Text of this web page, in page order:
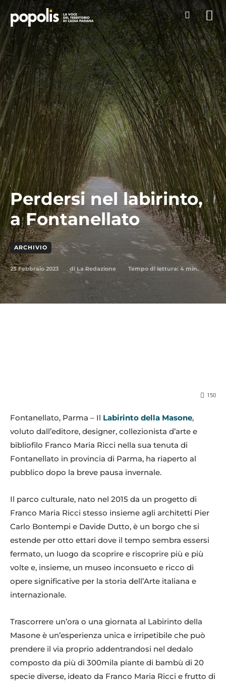
Perdersi nel labirinto,
a Fontanellato
ARCHIVIO
23 Febbraio 2023 di La Redazione Tempo di lettura: 4 min.
150
Fontanellato, Parma – Il Labirinto della Masone,
voluto dall’editore, designer, collezionista d’arte e
bibliofilo Franco Maria Ricci nella sua tenuta di
Fontanellato in provincia di Parma, ha riaperto al
pubblico dopo la breve pausa invernale.
Il parco culturale, nato nel 2015 da un progetto di
Franco Maria Ricci stesso insieme agli architetti Pier
Carlo Bontempi e Davide Dutto, è un borgo che si
estende per otto ettari dove il tempo sembra essersi
fermato, un luogo da scoprire e riscoprire più e più
volte e, insieme, un museo inconsueto e ricco di
opere significative per la storia dell’Arte italiana e
internazionale.
Trascorrere un’ora o una giornata al Labirinto della
Masone è un’esperienza unica e irripetibile che può
prendere il via proprio addentrandosi nel dedalo
composto da più di 300mila piante di bambù di 20
specie diverse, ideato da Franco Maria Ricci e frutto di